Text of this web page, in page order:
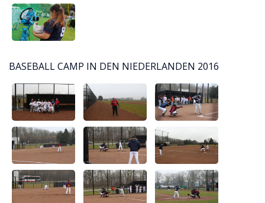
BASEBALL CAMP IN DEN NIEDERLANDEN 2016